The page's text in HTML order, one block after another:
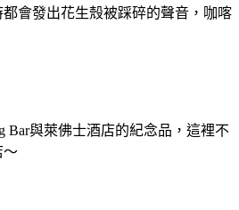
會發出花生殼被踩碎的聲音，咖喀
Bar與萊佛士酒店的紀念品，這裡不
～